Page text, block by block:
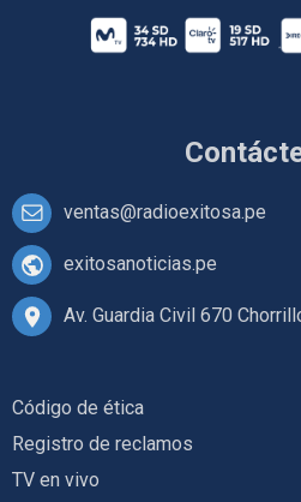
ventas@radioexitosa.pe
exitosanoticias.pe
Av. Guardia Civil 670
Código de ética
Registro de reclamos
TV en vivo